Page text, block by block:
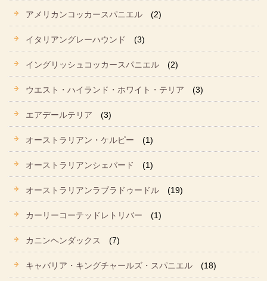
アメリカンコッカースパニエル (2)
イタリアングレーハウンド (3)
イングリッシュコッカースパニエル (2)
ウエスト・ハイランド・ホワイト・テリア (3)
エアデールテリア (3)
オーストラリアン・ケルピー (1)
オーストラリアンシェパード (1)
オーストラリアンラブラドゥードル (19)
カーリーコーテッドレトリバー (1)
カニンヘンダックス (7)
キャバリア・キングチャールズ・スパニエル (18)